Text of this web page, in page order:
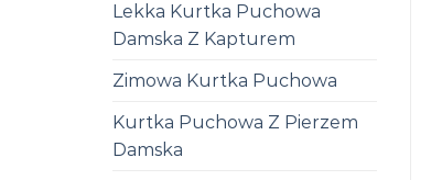
Lekka Kurtka Puchowa
Damska Z Kapturem
Zimowa Kurtka Puchowa
Kurtka Puchowa Z Pierzem
Damska